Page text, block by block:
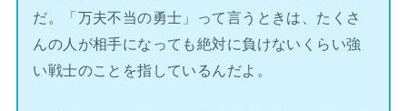
だ。「万夫不当の勇士」って言うときは、たくさ
んの人が相手になっても絶対に負けないくらい強
い戦士のことを指しているんだよ。